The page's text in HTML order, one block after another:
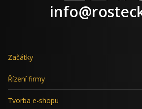
LinkedIn
X Facebook
Začátky
Řízení firmy
Tvorba e-shopu